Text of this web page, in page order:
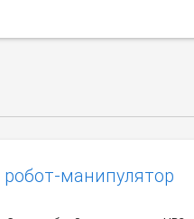
манипулятор